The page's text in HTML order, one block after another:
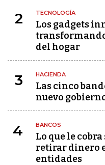
2 TECNOLOGÍA
Los gadgets
del hogar
3 HACIENDA
Las cinco
nuevo
4 BANCOS
Lo que le
retirar dinero
entidades